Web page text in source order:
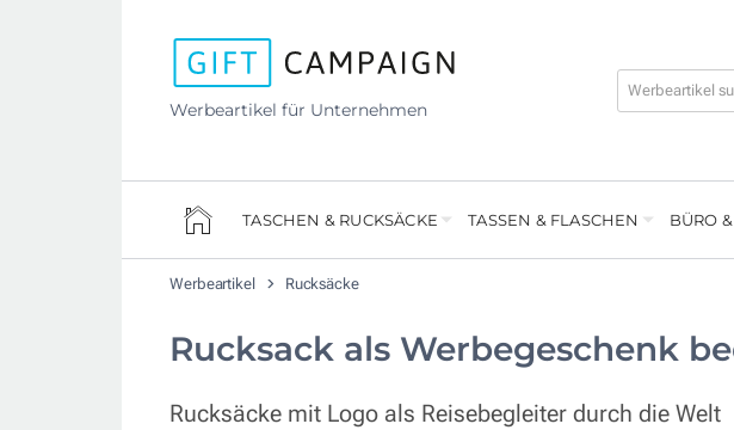
Werbeartikel für Unternehmen
TASCHEN & RUCKSÄCKE TASSEN & FLASCHEN BÜRO
Werbeartikel Rucksäcke
Rucksack als Werbegeschenk
Rucksäcke mit Logo als Reisebegleiter durch die Welt